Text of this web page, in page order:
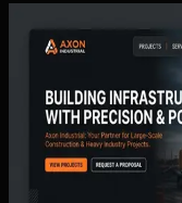
Artikel lain
Lihat semua artikel
Website
Struktur yang